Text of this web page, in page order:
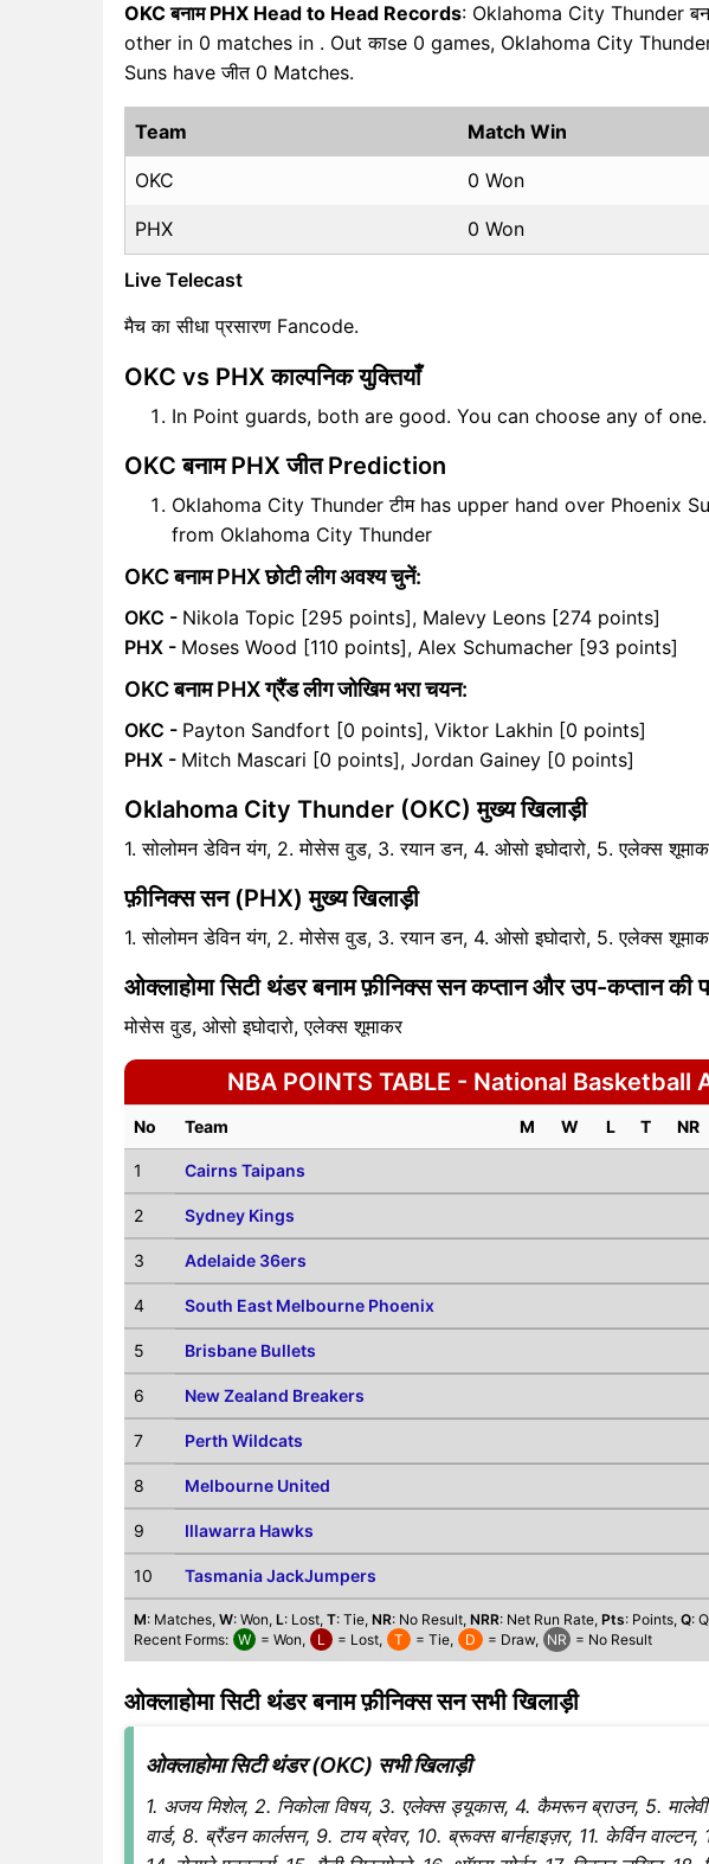
OKC बनाम PHX Head to Head Records: Oklahoma City Thunder
other in 0 matches in . Out काse 0 games, Oklahoma City
Suns have जीत 0 Matches.
Team Match Win
OKC 0 Won
PHX 0 Won
Live Telecast
मैच का सीधा प्रसारण Fancode.
OKC vs PHX काल्पनिक युक्तियाँ
In Point guards, both are good. You can choose any of one.
OKC बनाम PHX जीत Prediction
Oklahoma City Thunder टीम has upper hand over Phoenix
from Oklahoma City Thunder
OKC बनाम PHX छोटी लीग अवश्य चुनें:
OKC - Nikola Topic [295 points], Malevy Leons [274 points]
PHX - Moses Wood [110 points], Alex Schumacher [93 points]
OKC बनाम PHX ग्रैंड लीग जोखिम भरा चयन:
OKC - Payton Sandfort [0 points], Viktor Lakhin [0 points]
PHX - Mitch Mascari [0 points], Jordan Gainey [0 points]
Oklahoma City Thunder (OKC) मुख्य खिलाड़ी
1. सोलोमन डेविन यंग, 2. मोसेस वुड, 3. रयान डन, 4. ओसो इघोदारो, 5. एलेक्स
फ़ीनिक्स सन (PHX) मुख्य खिलाड़ी
1. सोलोमन डेविन यंग, 2. मोसेस वुड, 3. रयान डन, 4. ओसो इघोदारो, 5. एलेक्स
ओक्लाहोमा सिटी थंडर बनाम फ़ीनिक्स सन कप्तान और उप-कप्तान की
मोसेस वुड, ओसो इघोदारो, एलेक्स शूमाकर
NBA POINTS TABLE - National Basketball
No Team M W L T NR
1 Cairns Taipans
2 Sydney Kings
3 Adelaide 36ers
4 South East Melbourne Phoenix
5 Brisbane Bullets
6 New Zealand Breakers
7 Perth Wildcats
8 Melbourne United
9 Illawarra Hawks
10 Tasmania JackJumpers
M: Matches, W: Won, L: Lost, T: Tie, NR: No Result, NRR: Net Run Rate, Pts: Points, Q:
Recent Forms: W = Won, L = Lost, T = Tie, D = Draw, NR = No Result
ओक्लाहोमा सिटी थंडर बनाम फ़ीनिक्स सन सभी खिलाड़ी
ओक्लाहोमा सिटी थंडर (OKC) सभी खिलाड़ी
1. अजय मिशेल, 2. निकोला विषय, 3. एलेक्स ड्यूकास, 4. कैमरून ब्राउन, 5. मालेवी
वार्ड, 8. ब्रैंडन कार्लसन, 9. टाय ब्रेवर, 10. ब्रूक्स बार्नहाइज़र, 11. केर्विन